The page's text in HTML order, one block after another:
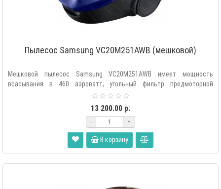
Пылесос Samsung VC20M251AWB (мешковой)
Мешковой пылесос Samsung VC20M251AWB имеет мощность
всасывания в 460 аэроватт, угольный фильтр предмоторной
13 200.00 р.
- +
В корзину